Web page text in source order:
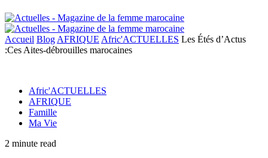
Accueil Blog AFRIQUE Afric'ACTUELLES Les Étés d’Actus
:Ces Aites-débrouilles marocaines
Afric'ACTUELLES
AFRIQUE
Famille
Ma Vie
2 minute read